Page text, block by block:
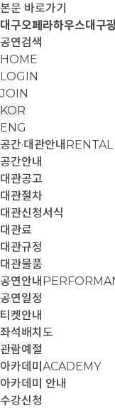
본문 바로가기
대구오페라하우스대구
공연검색
HOME
LOGIN
JOIN
KOR
ENG
공간·대관안내 RENTAL
공간안내
대관공고
대관절차
대관신청서식
대관료
대관규정
대관물품
공연안내
공연일정
티켓안내
좌석배치도
관람예절
아카데미 ACADEMY
아카데미 안내
수강신청